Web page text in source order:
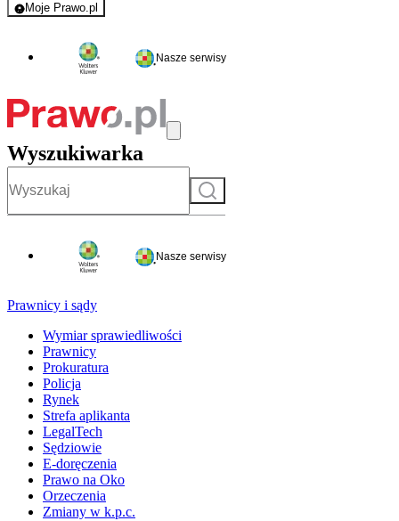
Moje Prawo.pl
- rejestracja i logowanie do serwisu
Nasze serwisy
Wyszukiwarka
Szukaj
Nasze serwisy
Prawnicy i sądy
Wymiar sprawiedliwości
Prawnicy
Prokuratura
Policja
Rynek
Strefa aplikanta
LegalTech
Sędziowie
E-doręczenia
Prawo na Oko
Orzeczenia
Zmiany w k.p.c.